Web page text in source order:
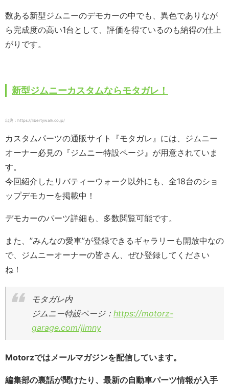
数ある新型ジムニーのデモカーの中でも、異色でありなが
ら完成度の高い1台として、評価を得ているのも納得の仕上
がりです。
新型ジムニーカスタムならモタガレ！
出典：https://libertywalk.co.jp/
カスタムパーツの通販サイト『モタガレ』には、ジムニー
オーナー必見の『ジムニー特設ページ』が用意されていま
す。
今回紹介したリバティーウォーク以外にも、全18台のショ
ップデモカーを掲載中！
デモカーのパーツ詳細も、多数閲覧可能です。
また、”みんなの愛車”が登録できるギャラリーも開放中なの
で、ジムニーオーナーの皆さん、ぜひ登録してください
ね！
モタガレ内
ジムニー特設ページ： https://motorz-
garage.com/jimny
Motorzではメールマガジンを配信しています。
編集部の裏話が聞けたり、最新の自動車パーツ情報が入手